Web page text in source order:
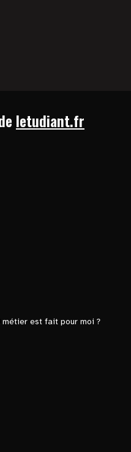
letudiant.fr
est fait pour moi ?